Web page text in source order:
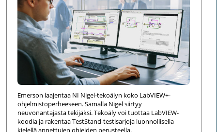
Emerson laajentaa NI Nigel-tekoälyn koko LabVIEW+-
ohjelmistoperheeseen. Samalla Nigel siirtyy
neuvonantajasta tekijäksi. Tekoäly voi tuottaa LabVIEW-
koodia ja rakentaa TestStand-testisarjoja luonnollisella
kielellä annettujen ohjeiden perusteella.